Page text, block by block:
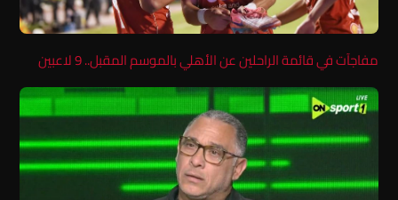
مفاجآت في قائمة الراحلين عن الأهلي بالموسم المقبل.. 9 لاعبين